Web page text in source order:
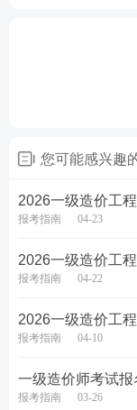
举例：小明于
半年，今计划
分析：根据上
2023年6月毕
12月31日。经
业前的实习期
您可能感兴趣
2026一级造价工
报考指南 04-23
2026一级造价工
报考指南 04-22
2026一级造价工
报考指南 04-10
一级造价师考试报
报考指南 03-26